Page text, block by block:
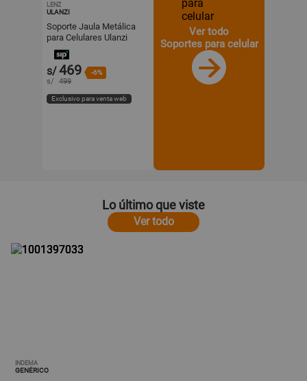
LENZ
ULANZI
Soporte Jaula Metálica
para Celulares Ulanzi
Metal Cage
s/469 -6%
s/ 499
Exclusivo para venta web
Ver todo
Soportes para celular
Lo último que viste
Ver todo
INDEMA
GENÉRICO